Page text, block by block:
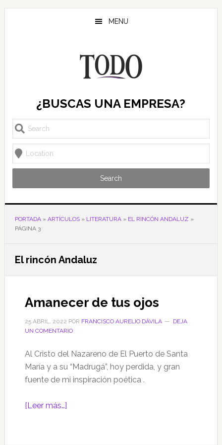
Saltar
Saltar
Saltar
MENU
¿BUSCAS UNA EMPRESA?
Search
PORTADA» ARTÍCULOS» LITERATURA» EL RINCÓN ANDALUZ »
PÁGINA 3
El rincón Andaluz
Amanecer de tus ojos
25 ABRIL, 2022 POR FRANCISCO AURELIO DÁVILA
DEJA
UN COMENTARIO
Al Cristo del Nazareno de El Puerto de Santa
María y a su “Madrugá”, hoy perdida, y gran
fuente de mi inspiración poética .
[Leer más…]acerca